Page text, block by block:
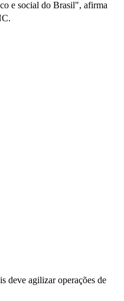
e social do Brasil", afirma
deve agilizar operações de